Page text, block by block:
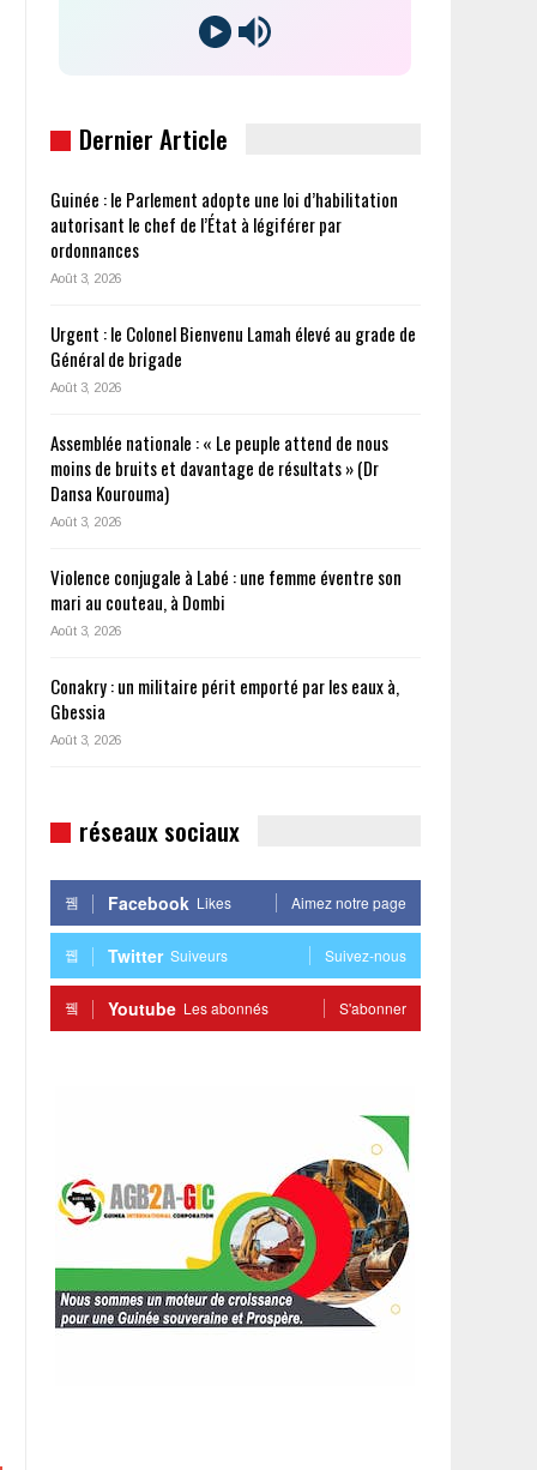
Dernier Article
Guinée : le Parlement adopte une loi d’habilitation
autorisant le chef de l’État à légiférer par
ordonnances
Août 3, 2026
Urgent : le Colonel Bienvenu Lamah élevé au grade de
Général de brigade
Août 3, 2026
Assemblée nationale : « Le peuple attend de nous
moins de bruits et davantage de résultats » (Dr
Dansa Kourouma)
Août 3, 2026
Violence conjugale à Labé : une femme éventre son
mari au couteau, à Dombi
Août 3, 2026
Conakry : un militaire périt emporté par les eaux à,
Gbessia
Août 3, 2026
réseaux sociaux
Facebook Likes Aimez notre page
Twitter Suiveurs Suivez-nous
Youtube Les abonnés S'abonner